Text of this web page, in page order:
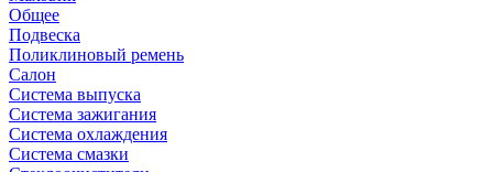
Общее
Подвеска
Поликлиновый ремень
Салон
Система выпуска
Система зажигания
Система охлаждения
Система смазки